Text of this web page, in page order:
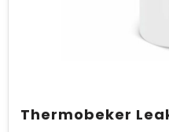
Thermobeker